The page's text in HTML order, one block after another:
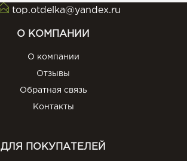
top.otdelka@yandex.ru
О КОМПАНИИ
О компании
Отзывы
Обратная связь
Контакты
ДЛЯ ПОКУПАТЕЛЕЙ